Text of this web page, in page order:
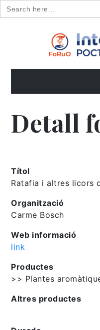
Search
for:
FoRuO
Detall
Títol
Ratafia i altres licors
Organització
Carme Bosch
Web informació
link
Productes
>> Plantes
Altres productes